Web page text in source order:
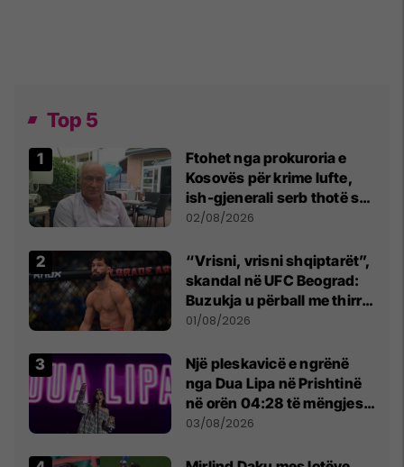
Top 5
Ftohet nga prokuroria e
Kosovës për krime lufte,
ish-gjenerali serb thotë se
dikush e tradhtoi në
02/08/2026
“Vrisni, vrisni shqiptarët”,
skandal në UFC Beograd:
Buzukja u përball me thirrje
anti-shqiptare nga
01/08/2026
Një pleskavicë e ngrënë
nga Dua Lipa në Prishtinë
në orën 04:28 të mëngjesit
- dhe bota digjitale serbe
03/08/2026